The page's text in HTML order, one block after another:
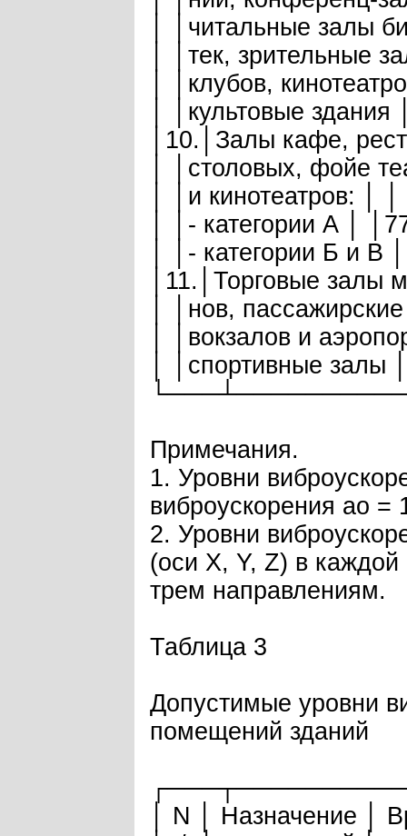
│ │читальные залы
│ │тек, зрительные
│ │клубов,
│ │культовые
│10.│Залы кафе,
│ │столовых, фойе
│ │и кинотеатров: │
│ │- категории А │
│ │- категории Б и
│11.│Торговые
│ │нов,
│ │вокзалов и
│ │спортивные
Примечания.
1. Уровни
виброускорения aо =
2. Уровни
(оси X, Y, Z) в
трем направлениям.
Таблица 3
Допустимые уровни
помещений зданий
│ N │ Назначение │